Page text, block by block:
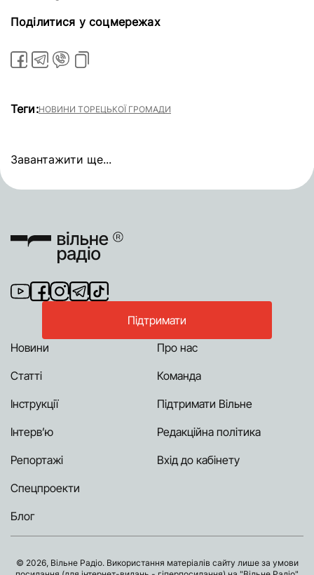
Поділитися у соцмережах
Теги:НОВИНИ ТОРЕЦЬКОЇ ГРОМАДИ
Завантажити ще...
Підтримати
Новини
Статті
Інструкції
Інтерв’ю
Репортажі
Спецпроекти
Блог
Про нас
Команда
Підтримати Вільне
Редакційна політика
Вхід до кабінету
© 2026, Вільне Радіо. Використання матеріалів сайту лише за умови